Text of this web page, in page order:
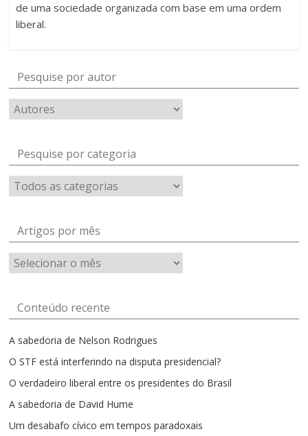
de uma sociedade organizada com base em uma ordem
liberal.
Pesquise por autor
Pesquise por categoria
Artigos por mês
Artigos
por
Conteúdo recente
A sabedoria de Nelson Rodrigues
O STF está interferindo na disputa presidencial?
O verdadeiro liberal entre os presidentes do Brasil
A sabedoria de David Hume
Um desabafo cívico em tempos paradoxais